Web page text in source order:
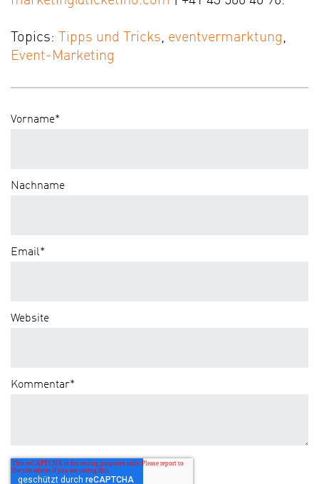
Topics: Tipps und Tricks, eventvermarktung,
Event-Marketing
Vorname*
Nachname
Email*
Website
Kommentar*